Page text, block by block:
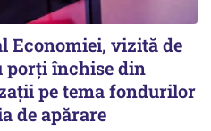
vizită de
porți închise din
pe tema fondurilor
de apărare